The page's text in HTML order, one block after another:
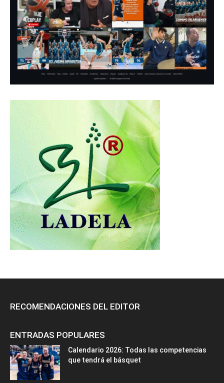
RECOMENDACIONES DEL EDITOR
ENTRADAS POPULARES
Calendario 2026: Todas las competencias
que tendrá el básquet